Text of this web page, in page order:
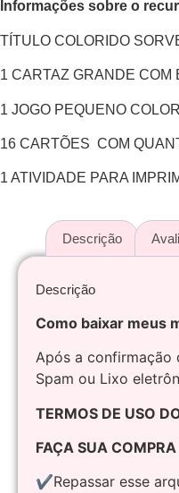
Informações sobre o
TÍTULO COLORIDO
1 CARTAZ GRANDE COM
1 JOGO PEQUENO
16 CARTÕES COM
1 ATIVIDADE PARA
Descrição
Descrição
Como baixar meus
Após a confirmação
Spam ou Lixo
TERMOS DE USO
FAÇA SUA
✔Repassar esse